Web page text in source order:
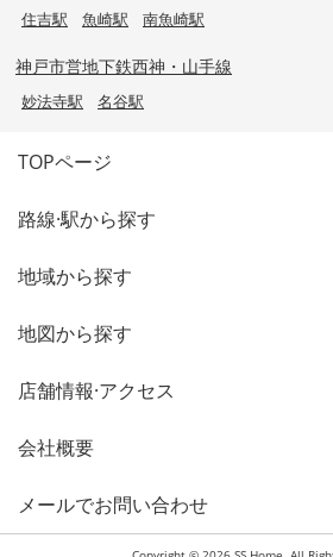
住吉駅 魚崎駅 南魚崎駅
神戸市営地下鉄西神・山手線
妙法寺駅 名谷駅
TOPページ
路線·駅から探す
地域から探す
地図から探す
店舗情報·アクセス
会社概要
メールでお問い合わせ